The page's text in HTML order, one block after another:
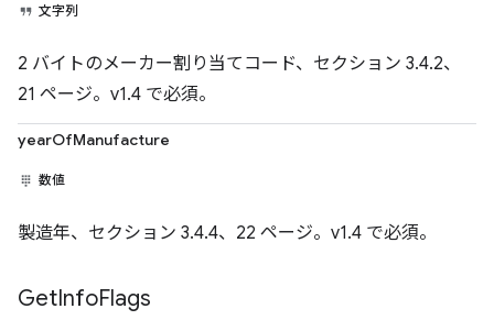
文字列
2 バイトのメーカー割り当てコード、セクション 3.4.2、
21 ページ。v1.4 で必須。
yearOfManufacture
数値
製造年、セクション 3.4.4、22 ページ。v1.4 で必須。
GetInfoFlags